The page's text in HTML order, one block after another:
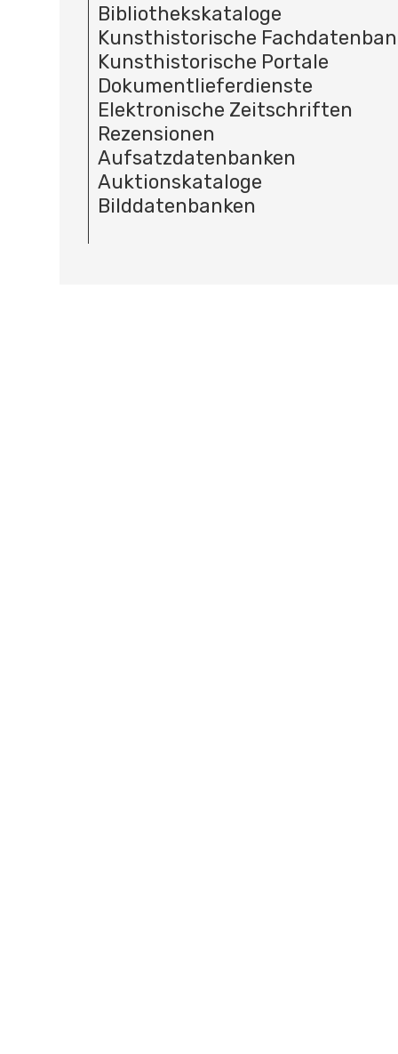
Bibliothekskataloge
Kunsthistorische
Kunsthistorische Portale
Dokumentlieferdienste
Elektronische Zeitschriften
Rezensionen
Aufsatzdatenbanken
Auktionskataloge
Bilddatenbanken